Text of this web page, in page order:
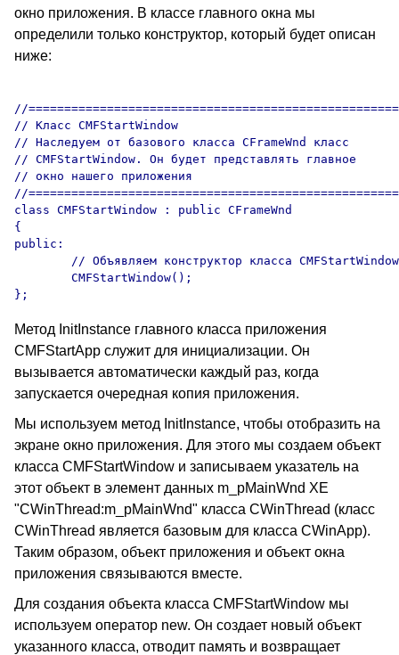
окно приложения. В классе главного окна мы
определили только конструктор, который будет описан
ниже:
//
// Класс CMFStartWindow
// Наследуем от базового класса CFrameWnd класс
// CMFStartWindow. Он будет представлять главное
// окно нашего приложения
//
class CMFStartWindow : public CFrameWnd
{
public:
Метод InitInstance главного класса приложения
CMFStartApp служит для инициализации. Он
вызывается автоматически каждый раз, когда
запускается очередная копия приложения.
Мы используем метод InitInstance, чтобы отобразить на
экране окно приложения. Для этого мы создаем объект
класса CMFStartWindow и записываем указатель на
этот объект в элемент данных m_pMainWnd XE
"CWinThread:m_pMainWnd" класса CWinThread (класс
CWinThread является базовым для класса CWinApp).
Таким образом, объект приложения и объект окна
приложения связываются вместе.
Для создания объекта класса CMFStartWindow мы
используем оператор new. Он создает новый объект
указанного класса, отводит память и возвращает